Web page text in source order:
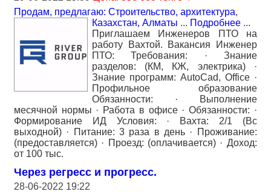
Продам, предлагаю: Строительство, архитектура,
Казахстан, Алматы ... Подробнее ...
Приглашаем Инженеров ПТО на
работу Вахтой. Вакансия Инженер
ПТО: Требования: · Знание
разделов: (КМ, КЖ, электрика) ·
Знание программ: AutoCad, Office ·
Профильное образование
Обязанности: · Выполнение
месячной нормы · Работа в офисе · Обязанности: ·
Формирование ИД Условия: · Вахта: 2/1 (Вс
выходной) · Питание: 3 раза в день · Проживание:
(предоставляется) · Проезд: (оплачивается) · Доход:
от 100 тыс.
Через регресс и прогресс.
28-06-2022 19:22